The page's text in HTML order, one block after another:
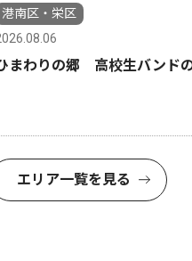
港南区・栄区
まわりの郷 高校生バンド
エリア一覧を見る